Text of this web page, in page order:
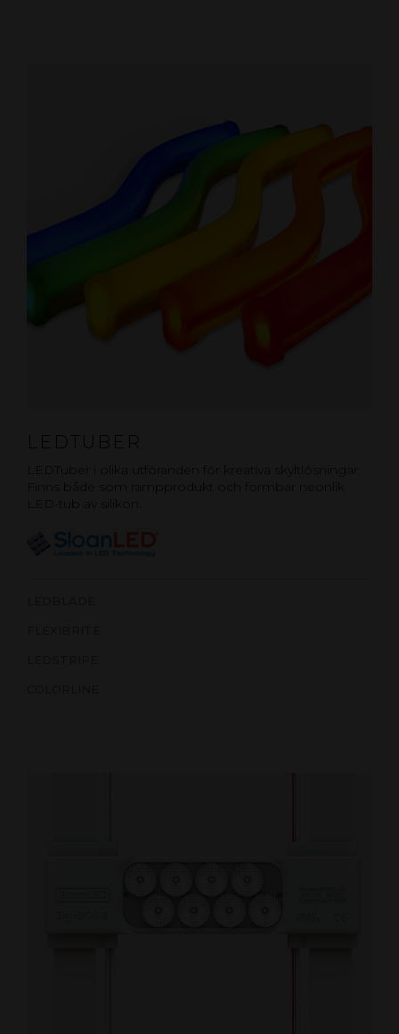
LEDTUBER
LEDTuber i olika utföranden för kreativa skyltlösningar.
Finns både som rampprodukt och formbar neonlik
LED-tub av silikon.